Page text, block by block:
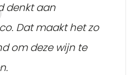
denkt aan
Dat maakt het zo
om deze wijn te